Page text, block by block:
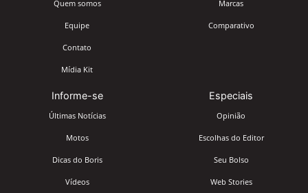
Quem somos
Equipe
Contato
Mídia Kit
Marcas
Comparativo
Informe-se
Últimas Notícias
Motos
Dicas do Boris
Vídeos
Especiais
Opinião
Escolhas do Editor
Seu Bolso
Web Stories